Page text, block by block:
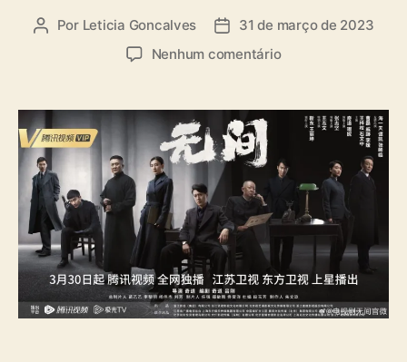
A
r
d
o
p
o
s
Por Leticia Goncalves
D
d
e
p
u
l
i
c
a
ç
ã
31 de março de 2023
Nenhum comentárioe
I
e
n
l
A
f
f